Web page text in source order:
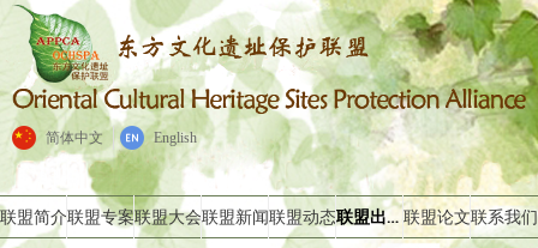
简体中文 English
联盟简介联盟专案联盟大会联盟新闻联盟动态 联盟出版物 联盟论文联系我们